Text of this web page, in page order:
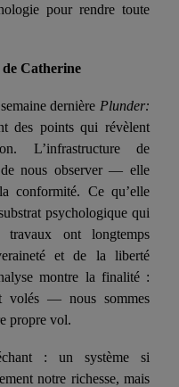
pour rendre toute
de Catherine
dernière Plunder:
des points qui révèlent
L’infrastructure de
de nous observer — elle
conformité. Ce qu’elle
psychologique qui
travaux ont longtemps
et de la liberté
montre la finalité:
volés — nous sommes
propre vol.
: un système si
notre richesse, mais